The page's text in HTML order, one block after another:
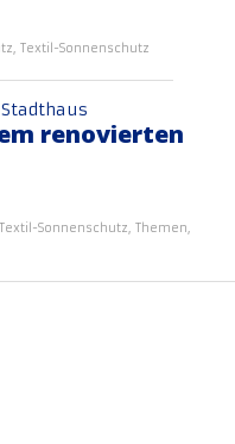
, Textil-Sonnenschutz
renovierten
Textil-Sonnenschutz, Themen,